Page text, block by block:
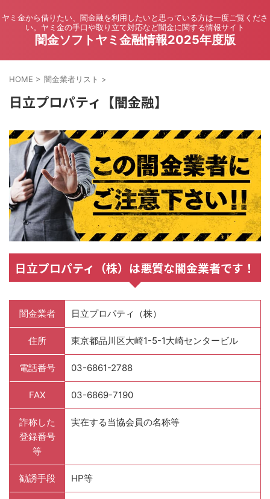
ヤミ金から借りたい、闇金融を利用したいと思っている方は一度ご覧くださ
い。ヤミ金の手口や取り立て対応など闇金に関する情報サイト
闇金ソフトヤミ金融情報2025年度版
HOME > 闇金業者リスト >
日立プロパティ【闇金融】
日立プロパティ（株）は悪質な闇金業者です！
闇金業者 日立プロパティ（株）
住所 東京都品川区大崎1-5-1大崎センタービル
電話番号 03-6861-2788
FAX 03-6869-7190
詐称した
登録番号
等
実在する当協会員の名称等
勧誘手段 HP等